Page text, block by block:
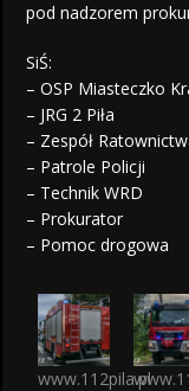
pod nadzorem
SiŚ:
– OSP Miasteczko
– JRG 2 Piła
– Zespół
– Patrole Policji
– Technik WRD
– Prokurator
– Pomoc drogowa
www.112pila.pl